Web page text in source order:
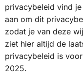
privacybeleid vind
aan om dit
zodat je van deze
ziet hier altijd de
privacybeleid is
2025.